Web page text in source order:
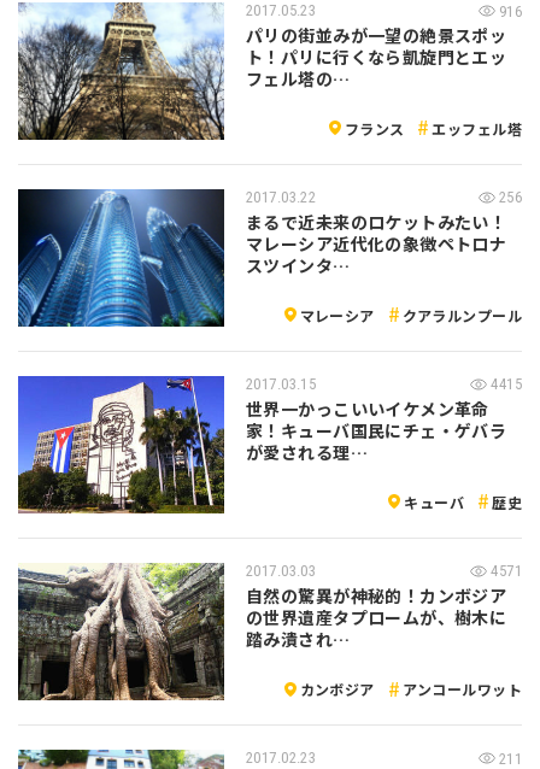
2017.05.23 916
パリの街並みが一望の絶景スポッ
ト！パリに行くなら凱旋門とエッ
フェル塔の…
フランス エッフェル塔
2017.03.22 256
まるで近未来のロケットみたい！
マレーシア近代化の象徴ペトロナ
スツインタ…
マレーシア クアラルンプール
2017.03.15 4415
世界一かっこいいイケメン革命
家！キューバ国民にチェ・ゲバラ
が愛される理…
キューバ 歴史
2017.03.03 4571
自然の驚異が神秘的！カンボジア
の世界遺産タプロームが、樹木に
踏み潰され…
カンボジア アンコールワット
2017.02.23 211